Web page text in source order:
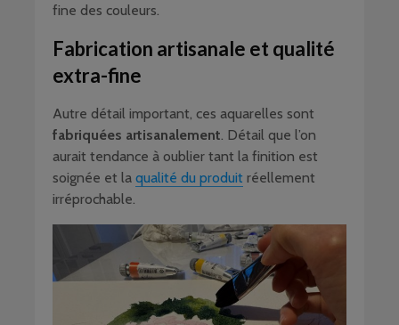
fine des couleurs.
Fabrication artisanale et qualité
extra-fine
Autre détail important, ces aquarelles sont
fabriquées artisanalement . Détail que l’on
aurait tendance à oublier tant la finition est
soignée et la qualité du produit réellement
irréprochable.